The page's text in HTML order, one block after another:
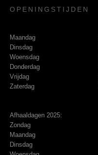
OPENINGSTIJDEN
Maandag
Dinsdag
Woensdag
Donderdag
Vrijdag
Zaterdag
Afhaaldagen 2025:
Zondag
Maandag
Dinsdag